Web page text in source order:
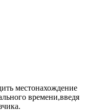
местонахождение
времени,введя